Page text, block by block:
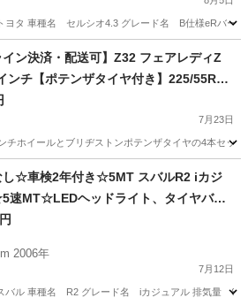
ヨタ 車種名 セルシオ4.3 グレード名 B仕様eRバ
セルシオ
イン決済・配送可】Z32 フェアレディZ
ンチ【ポテンザタイヤ付き】225/55R16
☆日産純正、ブリヂストンタイヤ☆美
7月23日
ンチホイールとブリヂストンポテンザタイヤの4本
タイヤ、ホイール
し☆車検2年付き☆5MT スバルR2 iカジ
速MT☆LEDヘッドライト、タイヤバリ
アル車
2006年
7月12日
バル 車種名 R2 グレード名 iカジュアル 排気量